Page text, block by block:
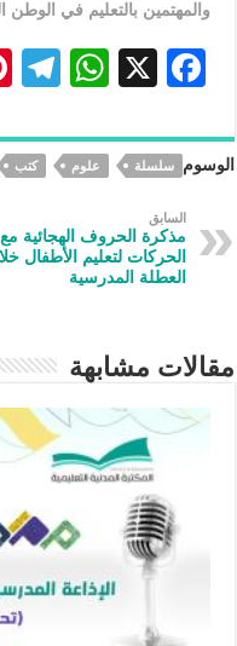
والمهتمين بالتعليم في الوطن
F
eb
oo
k
X
W
at
s
A
p
a
الوسوم سلسلة علوم كتب
السابق
مذكرة الحروف الهجائية مع
الحركات لتعليم الأطفال
العطلة المدرسية
مقالات مشابهة